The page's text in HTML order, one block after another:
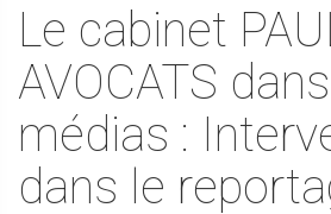
Le cabinet
AVOCATS
médias :
dans le